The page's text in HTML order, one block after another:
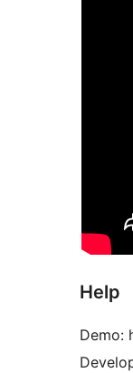
Help
Demo: